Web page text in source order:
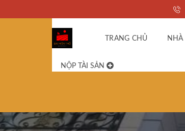
TRANG CHỦ NHÀ
NỘP TÀI SẢN